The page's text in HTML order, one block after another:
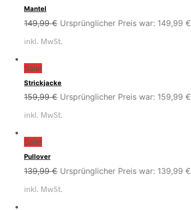
Mantel
149,99€ Ursprünglicher Preis war: 149,99 €
inkl. MwSt.
Sale!
Strickjacke
159,99€ Ursprünglicher Preis war: 159,99 €
inkl. MwSt.
Sale!
Pullover
139,99€ Ursprünglicher Preis war: 139,99 €
inkl. MwSt.